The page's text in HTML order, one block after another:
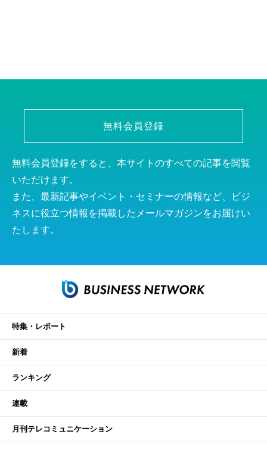
無料会員登録
無料会員登録をすると、本サイトのすべての記事を閲覧
いただけます。
また、最新記事やイベント・セミナーの情報など、ビジ
ネスに役立つ情報を掲載したメールマガジンをお届けい
たします。
特集・レポート
新着
ランキング
連載
月刊テレコミュニケーション